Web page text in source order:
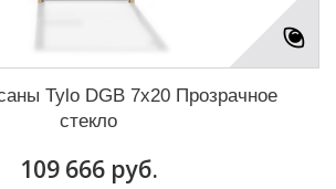
Tylo DGB 7x20 Прозрачное
стекло
109 666 руб.